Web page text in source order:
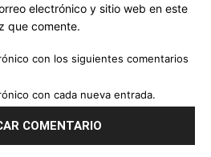
electrónico y sitio web en este
que comente.
con los siguientes comentarios
con cada nueva entrada.